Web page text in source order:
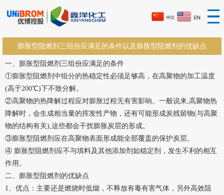
膨胀型阻燃剂三组份应满足的条件以及膨胀型阻燃剂的优缺点
一、膨胀型阻燃剂三组份应满足的条件
①膨胀型阻燃剂中组分的热稳定性必须足够高，在高聚物的加工温度
(高于200℃)下不致分解。
②高聚物的热降解过程应对膨胀过程无有害影响。一般说来,高聚物热
降解时，会生成相当量的挥发性产物，还有可能形成炭残留物(与高聚
物的结构有关),这些都会干扰膨胀炭层的形成。
③膨胀型阻燃剂应在高聚物表面形成能全部覆盖的保护炭层。
④ 膨胀型阻燃剂应不与填料及其他添加剂如稳定剂，发生不利的相互
作用。
二、 膨胀型 阻燃剂的优缺点
1、优点：主要还是燃烧时低烟，不释放有毒有害气体，另外高效阻